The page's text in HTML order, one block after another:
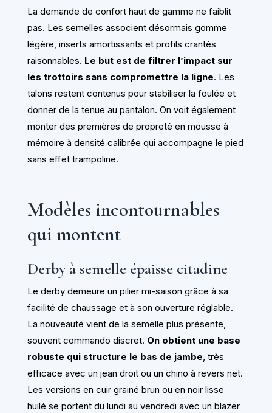
La demande de confort haut de gamme ne faiblit
pas. Les semelles associent désormais gomme
légère, inserts amortissants et profils crantés
raisonnables. Le but est de filtrer l’impact sur
les trottoirs sans compromettre la ligne. Les
talons restent contenus pour stabiliser la foulée et
donner de la tenue au pantalon. On voit également
monter des premières de propreté en mousse à
mémoire à densité calibrée qui accompagne le pied
sans effet trampoline.
Modèles incontournables
qui montent
Derby à semelle épaisse citadine
Le derby demeure un pilier mi-saison grâce à sa
facilité de chaussage et à son ouverture réglable.
La nouveauté vient de la semelle plus présente,
souvent commando discret. On obtient une base
robuste qui structure le bas de jambe, très
efficace avec un jean droit ou un chino à revers net.
Les versions en cuir grainé brun ou en noir lisse
huilé se portent du lundi au vendredi avec un blazer